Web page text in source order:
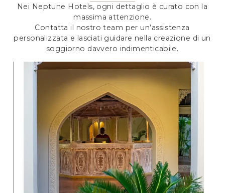
Nei Neptune Hotels, ogni dettaglio è curato con la
massima attenzione.
Contatta il nostro team per un’assistenza
personalizzata e lasciati guidare nella creazione di un
soggiorno davvero indimenticabile.